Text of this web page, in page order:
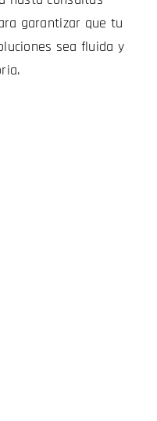
garantizar que tu
sea fluida y